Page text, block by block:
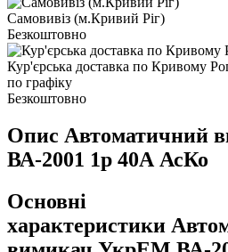
Самовивіз (м.Кривий Ріг)
Безкоштовно
Кур'єрська доставка по Кривому
по графіку
Безкоштовно
Опис Автоматичний
ВА-2001 1р 40А АсКо
Основні
характеристики